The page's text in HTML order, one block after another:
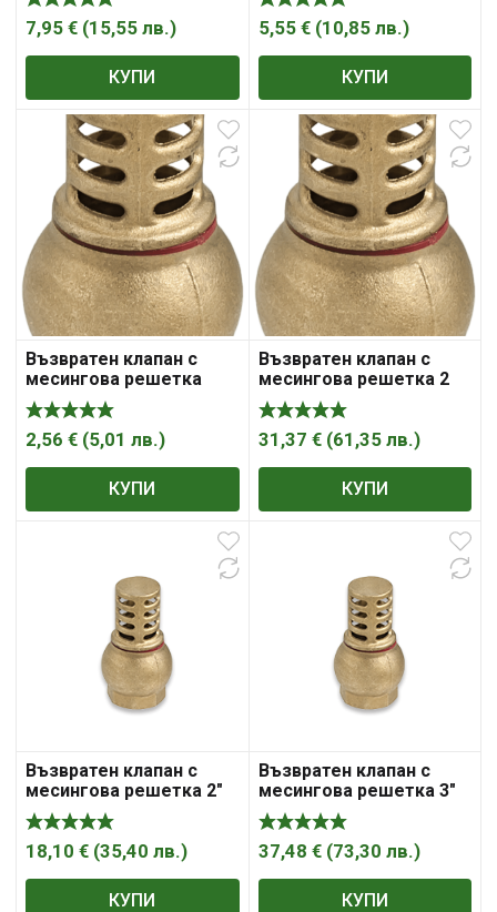
7,95 € (15,55 лв.)
КУПИ
5,55 € (10,85 лв.)
КУПИ
Възвратен клапан с
месингова решетка
1/2″
2,56 € (5,01 лв.)
КУПИ
Възвратен клапан с
месингова решетка 2
1/2″
31,37 € (61,35 лв.)
КУПИ
Възвратен клапан с
месингова решетка 2″
18,10 € (35,40 лв.)
КУПИ
Възвратен клапан с
месингова решетка 3″
37,48 € (73,30 лв.)
КУПИ